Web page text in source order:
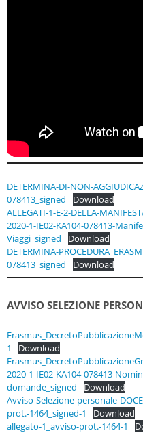
DETERMINA-DI-NON-
078413_signed
Download
ALLEGATI-1-E-2-DELLA-
2020-1-IE02-KA104-078413-
Viaggi_signed
Download
DETERMINA-
078413_signed
Download
AVVISO SELEZIONE
1
Download
2020-1-IE02-KA104-078413-
domande_signed
Download
Avviso-Selezione-personale-
prot.-1464_signed-1
Download
allegato-1_avviso-prot.-1464-1